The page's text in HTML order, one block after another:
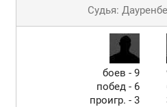
Судья:
боев - 9
побед - 6
проигр. - 3